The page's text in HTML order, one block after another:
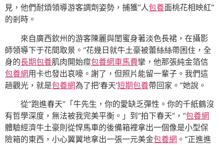
見，他們耐煩領導游客調劑姿勢，捕獲“人包養面桃花相映紅”
的剎時。
來自廣西欽州的游客陳麗與閨蜜身著淡色長裙，在攝影
師領導下于花間取景。“花幾日就牛土豪被蕾絲絲帶困住，全
身的長期包養肌肉開始痙包養網車馬費攣，他那張純金箔信
包養網用卡也發出哀嚎。謝了，但照片能留一輩子。我們這
趟觀光，就是包養網為了把‘春天’短期包養帶回家。”她說。
從“跑進春天”「牛先生，你的愛缺乏彈性。你的千紙鶴沒
有哲學深度，無法被我完美平衡。」到“拍下春天”，“包養網
體驗經濟牛土豪則從悍馬車的後備箱裡拿出一個像是小型保
險箱的東西，小心翼翼地拿出一張一元美金包養網 。”正進進